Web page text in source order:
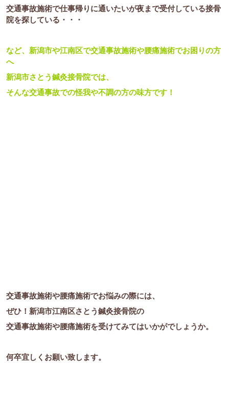
交通事故施術で仕事帰りに通いたいが夜まで受付している接骨
院を探している・・・
など、新潟市や江南区で交通事故施術や腰痛施術でお困りの方
へ
新潟市さとう鍼灸接骨院では、
そんな交通事故での怪我や不調の方の味方です！
交通事故施術や腰痛施術でお悩みの際には、
ぜひ！新潟市江南区さとう鍼灸接骨院の
交通事故施術や腰痛施術を受けてみてはいかがでしょうか。
何卒宜しくお願い致します。